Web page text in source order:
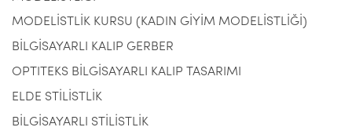
MODELİSTLİK KURSU (KADIN GİYİM MODELİSTLİĞİ)
BİLGİSAYARLI KALIP GERBER
OPTITEKS BİLGİSAYARLI KALIP TASARIMI
ELDE STİLİSTLİK
BİLGİSAYARLI STİLİSTLİK